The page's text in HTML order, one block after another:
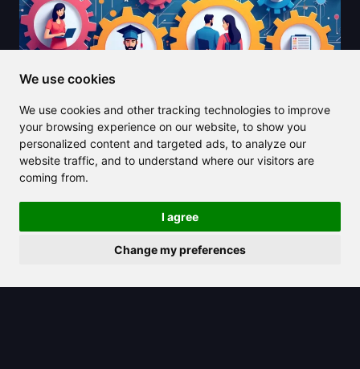
We use cookies
We use cookies and other tracking technologies to improve
your browsing experience on our website, to show you
personalized content and targeted ads, to analyze our
website traffic, and to understand where our visitors are
coming from.
I agree
Change my preferences
2025/08/16
ChatGPT Plus vs Pro: Escolhendo o
Melhor Plano de IA para Você em